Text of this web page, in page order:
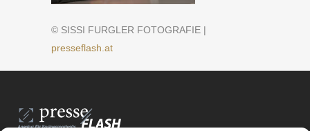
© SISSI FURGLER FOTOGRAFIE |
presseflash.at